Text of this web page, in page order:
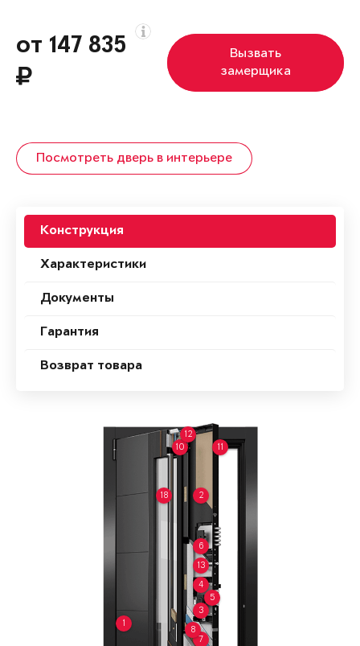
от 147 835
Вызвать
замерщика
Посмотреть дверь в интерьере
Конструкция
Характеристики
Документы
Гарантия
Возврат товара
1
2
3
4
5
6
7
8
10 11
12
13
18